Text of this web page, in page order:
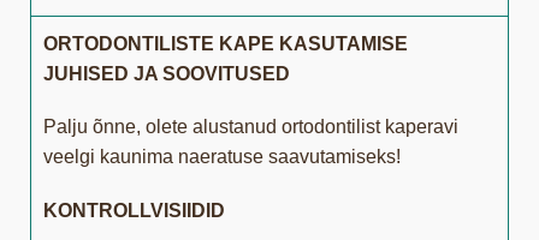
ORTODONTILISTE KAPE KASUTAMISE
JUHISED JA SOOVITUSED
Palju õnne, olete alustanud ortodontilist kaperavi
veelgi kaunima naeratuse saavutamiseks!
KONTROLLVISIIDID